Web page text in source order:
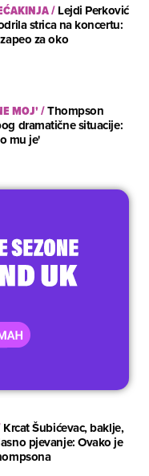
/Lejdi Perković
strica na koncertu:
za oko
MOJ'/Thompson
dramatične situacije:
mu je'
Krcat Šubićevac, baklje,
pjevanje: Ovako je